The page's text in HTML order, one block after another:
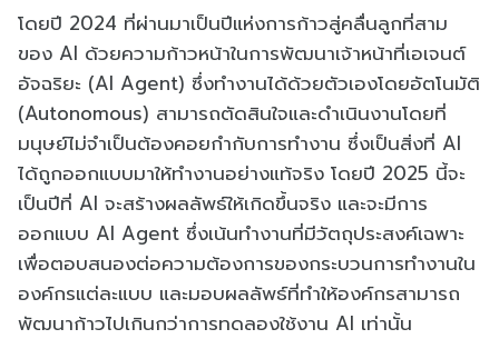
โดยปี 2024 ที่ผ่านมาเป็นปีแห่งการก้าวสู่คลื่นลูกที่สาม
ของ AI ด้วยความก้าวหน้าในการพัฒนาเจ้าหน้าที่เอเจนต์
อัจฉริยะ (AI Agent) ซึ่งทำงานได้ด้วยตัวเองโดยอัตโนมัติ
(Autonomous) สามารถตัดสินใจและดำเนินงานโดยที่
มนุษย์ไม่จำเป็นต้องคอยกำกับการทำงาน ซึ่งเป็นสิ่งที่ AI
ได้ถูกออกแบบมาให้ทำงานอย่างแท้จริง โดยปี 2025 นี้จะ
เป็นปีที่ AI จะสร้างผลลัพธ์ให้เกิดขึ้นจริง และจะมีการ
ออกแบบ AI Agent ซึ่งเน้นทำงานที่มีวัตถุประสงค์เฉพาะ
เพื่อตอบสนองต่อความต้องการของกระบวนการทำงานใน
องค์กรแต่ละแบบ และมอบผลลัพธ์ที่ทำให้องค์กรสามารถ
พัฒนาก้าวไปเกินกว่าการทดลองใช้งาน AI เท่านั้น